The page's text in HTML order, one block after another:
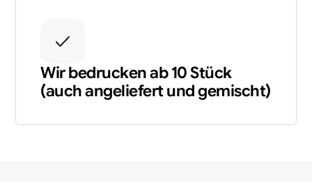
Wir bedrucken ab 10 Stück
(auch angeliefert und gemischt)